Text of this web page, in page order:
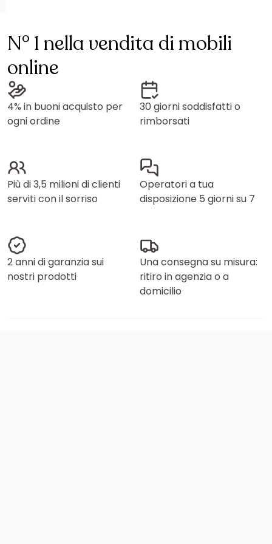
N° 1 nella vendita di mobili
online
4% in buoni acquisto per
ogni ordine
30 giorni soddisfatti o
rimborsati
Più di 3,5 milioni di clienti
serviti con il sorriso
Operatori a tua
disposizione 5 giorni su 7
2 anni di garanzia sui
nostri prodotti
Una consegna su misura:
ritiro in agenzia o a
domicilio